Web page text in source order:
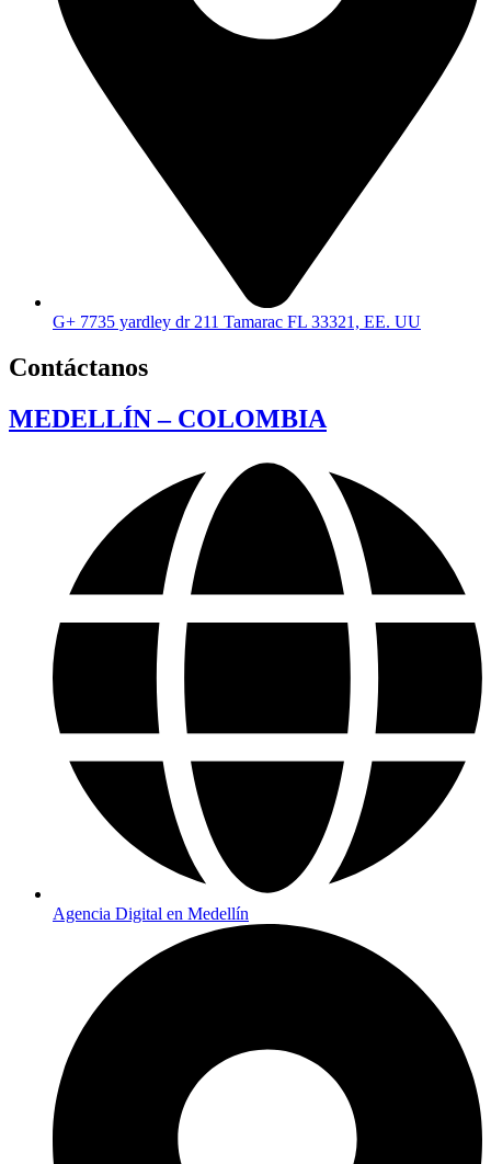
G+ 7735 yardley dr 211 Tamarac FL 33321, EE. UU
Contáctanos
MEDELLÍN – COLOMBIA
Agencia Digital en Medellín